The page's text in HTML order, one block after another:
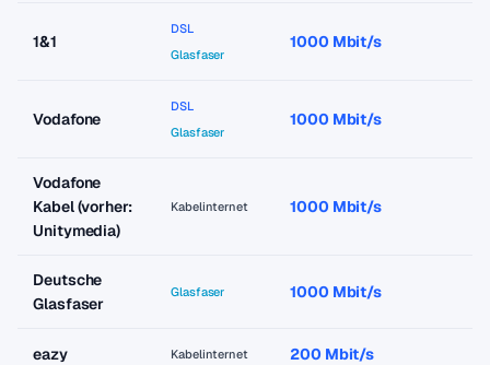
1&1
DSL
Glasfaser
1000 Mbit/s
Vodafone
DSL
Glasfaser
1000 Mbit/s
Vodafone
Kabel (vorher:
Unitymedia)
Kabelinternet 1000 Mbit/s
Deutsche
Glasfaser
Glasfaser 1000 Mbit/s
eazy Kabelinternet 200 Mbit/s